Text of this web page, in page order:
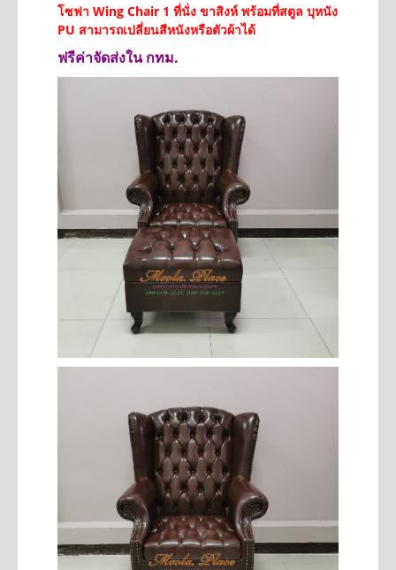
โซฟา Wing Chair 1 ที่นั่ง ขาสิงห์ พร้อมที่สตูล บุหนัง
PU สามารถเปลี่ยนสีหนังหรือตัวผ้าได้
ฟรีค่าจัดส่งใน กทม.